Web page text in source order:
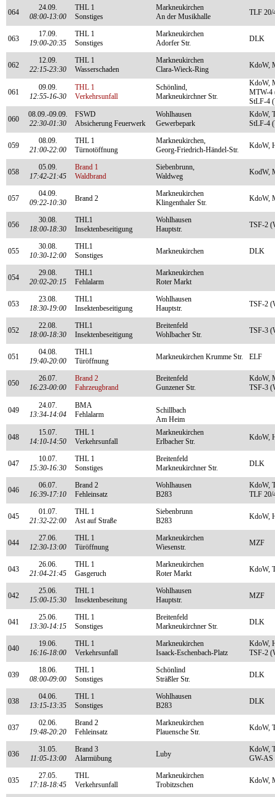
064
24.09.
08:00-13:00
THL 1
Sonstiges
Markneukirchen
An der Musikhalle
TLF 20/
063
17.09.
19:00-20:35
THL 1
Sonstiges
Markneukirchen
Adorfer Str.
DLK
062
12.09.
22:15-23:30
THL 1
Wasserschaden
Markneukirchen
Clara-Wieck-Ring
KdoW,
061
09.09.
12:55-16-30
THL 1
Verkehrsunfall
Schönlind,
Markneukirchner Str.
KdoW,
MTW-4
StLF-4
060
08.09.-09.09.
22:30-01:30
FSWD
Absicherung Feuerwerk
Wohlhausen
Gewerbepark
KdoW,
StLF-4
059
08.09.
21:00-22:00
THL 1
Türnotöffnung
Markneukirchen,
Georg-Friedrich-Händel-Str.
KdoW,
058
05.09.
17:42-21:45
Brand 1
Waldbrand
Siebenbrunn,
Waldweg
KodW,
057
04.09.
09:22-10:30
Brand 2
Markneukirchen
Klingenthaler Str.
KdoW,
056
30.08.
18:00-18:30
THL1
Insektenbeseitigung
Wohlhausen
Hauptstr.
TSF-2
055
30.08.
10:30-12:00
THL1
Sonstiges
Markneukirchen DLK
054
29.08.
20:02-20:15
THL1
Fehlalarm
Markneukirchen
Roter Markt
053
23.08.
18:30-19:00
THL1
Insektenbeseitigung
Wohlhausen
Hauptstr.
TSF-2
052
22.08.
18:00-18:30
THL1
Insektenbeseitigung
Breitenfeld
Wohlbacher Str.
TSF-3
051
04.08.
19:40-20:00
THL1
Türöffnung
Markneukirchen Krumme Str. ELF
050
26.07.
16:23-00:00
Brand 2
Fahrzeugbrand
Breitenfeld
Gunzener Str.
KdoW,
TSF-3
049
24.07.
13:34-14:04
BMA
Fehlalarm
Schillbach
Am Heim
048
15.07.
14:10-14:50
THL 1
Verkehrsunfall
Markneukirchen
Erlbacher Str.
KdoW,
047
10.07.
15:30-16:30
THL 1
Sonstiges
Breitenfeld
Markneukirchner Str.
DLK
046
06.07.
16:39-17:10
Brand 2
Fehleinsatz
Wohlhausen
B283
KdoW,
TLF
045
01.07.
21:32-22:00
THL 1
Ast auf Straße
Siebenbrunn
B283
KdoW,
044
27.06.
12:30-13:00
THL 1
Türöffnung
Markneukirchen
Wiesenstr.
MZF
043
26.06.
21:04-21:45
THL 1
Gasgeruch
Markneukirchen
Roter Markt
KdoW,
042
25.06.
15:00-15:30
THL 1
Insektenbeseitung
Wohlhausen
Hauptstr.
MZF
041
25.06.
13:30-14:15
THL 1
Sonstiges
Breitenfeld
Markneukirchner Str.
DLK
040
19.06.
16:16-18:00
THL 1
Verkehrsunfall
Markneukirchen
Isaack-Eschenbach-Platz
KdoW,
TSF-2
039
18.06.
08:00-09:00
THL 1
Sonstiges
Schönlind
Sträßler Str.
DLK
038
04.06.
13:15-13:35
THL 1
Sonstiges
Wohlhausen
B283
DLK
037
02.06.
19:48-20:20
Brand 2
Fehleinsatz
Markneukirchen
Plauensche Str.
KdoW,
036
31.05.
11:05-13:00
Brand 3
Alarmübung
Luby
KdoW,
GW-AS
035
27.05.
17:18-18:45
THL
Verkehrsunfall
Markneukirchen
Trobitzschen
KdoW,